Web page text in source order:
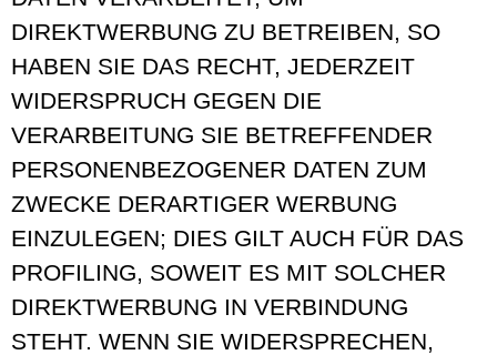
DIREKTWERBUNG ZU BETREIBEN, SO
HABEN SIE DAS RECHT, JEDERZEIT
WIDERSPRUCH GEGEN DIE
VERARBEITUNG SIE BETREFFENDER
PERSONENBEZOGENER DATEN ZUM
ZWECKE DERARTIGER WERBUNG
EINZULEGEN; DIES GILT AUCH FÜR DAS
PROFILING, SOWEIT ES MIT SOLCHER
DIREKTWERBUNG IN VERBINDUNG
STEHT. WENN SIE WIDERSPRECHEN,